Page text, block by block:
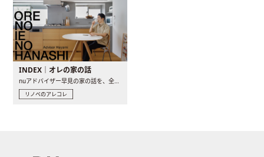
INDEX｜オレの家の話
nuアドバイザー早見の家の話を、全4話でお届け。リノベーションを..
リノベのアレコレ